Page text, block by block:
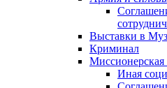
Выставки в
Криминал
Миссионерская
Иная